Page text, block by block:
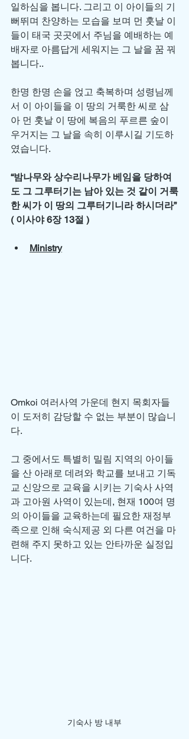
일하심을 봅니다. 그리고 이 아이들의 기
뻐뛰며 찬양하는 모습을 보며 먼 훗날 이
들이 태국 곳곳에서 주님을 예배하는 예
배자로 아름답게 세워지는 그 날을 꿈 꿔
봅니다..
한명 한명 손을 얹고 축복하며 성령님께
서 이 아이들을 이 땅의 거룩한 씨로 삼
아 먼 훗날 이 땅에 복음의 푸르른 숲이
우거지는 그 날을 속히 이루시길 기도하
였습니다.
“밤나무와 상수리나무가 베임을 당하여
도 그 그루터기는 남아 있는 것 같이 거룩
한 씨가 이 땅의 그루터기니라 하시더라”
( 이사야 6장 13절 )
Ministry
Omkoi 여러사역 가운데 현지 목회자들
이 도저히 감당할 수 없는 부분이 많습니
다.
그 중에서도 특별히 밀림 지역의 아이들
을 산 아래로 데려와 학교를 보내고 기독
교 신앙으로 교육을 시키는 기숙사 사역
과 고아원 사역이 있는데, 현재 100여 명
의 아이들을 교육하는데 필요한 재정부
족으로 인해 숙식제공 외 다른 여건을 마
련해 주지 못하고 있는 안타까운 실정입
니다.
기숙사 방 내부